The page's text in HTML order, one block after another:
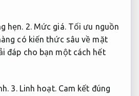
hẹn. 2. Mức giá. Tối ưu nguồn
có kiến thức sâu về mặt
đáp cho bạn một cách hết
3. Linh hoạt. Cam kết đúng